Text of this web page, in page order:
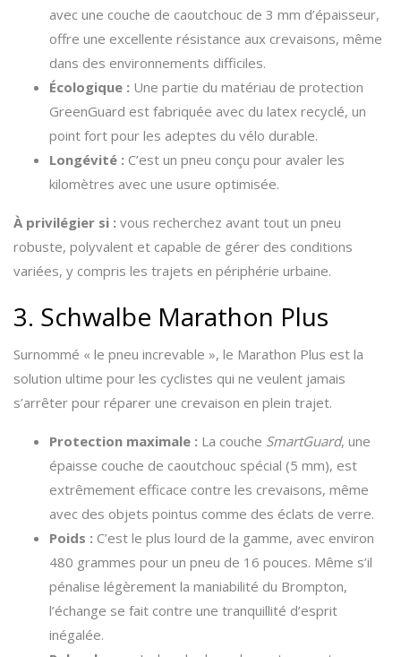
avec une couche de caoutchouc de 3 mm d’épaisseur,
offre une excellente résistance aux crevaisons, même
dans des environnements difficiles.
Écologique : Une partie du matériau de protection
GreenGuard est fabriquée avec du latex recyclé, un
point fort pour les adeptes du vélo durable.
Longévité : C’est un pneu conçu pour avaler les
kilomètres avec une usure optimisée.
À privilégier si : vous recherchez avant tout un pneu
robuste, polyvalent et capable de gérer des conditions
variées, y compris les trajets en périphérie urbaine.
3. Schwalbe Marathon Plus
Surnommé « le pneu increvable », le Marathon Plus est la
solution ultime pour les cyclistes qui ne veulent jamais
s’arrêter pour réparer une crevaison en plein trajet.
Protection maximale : La couche SmartGuard, une
épaisse couche de caoutchouc spécial (5 mm), est
extrêmement efficace contre les crevaisons, même
avec des objets pointus comme des éclats de verre.
Poids : C’est le plus lourd de la gamme, avec environ
480 grammes pour un pneu de 16 pouces. Même s’il
pénalise légèrement la maniabilité du Brompton,
l’échange se fait contre une tranquillité d’esprit
inégalée.